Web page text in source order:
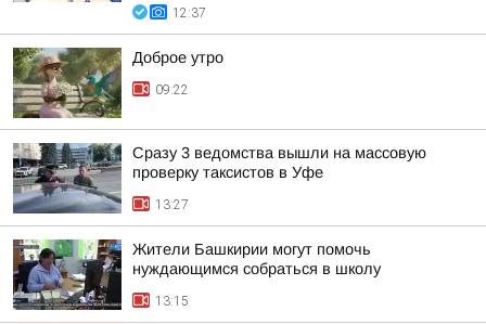
12:37
Доброе утро
09:22
Сразу 3 ведомства вышли на массовую
проверку таксистов в Уфе
13:27
Жители Башкирии могут помочь
нуждающимся собраться в школу
13:15